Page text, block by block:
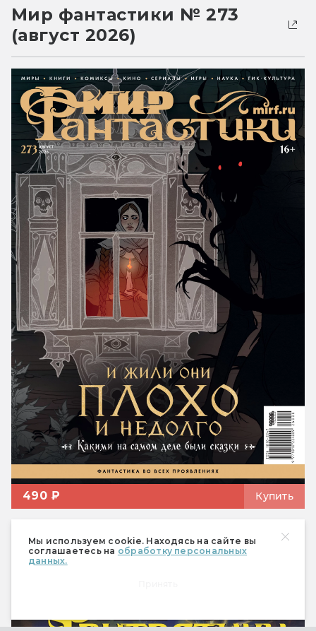
Мы используем cookie. Находясь на сайте вы
соглашаетесь на обработку персональных
данных.
Мир фантастики № 273
(август 2026)
490 ₽ Купить
ролевые игры»